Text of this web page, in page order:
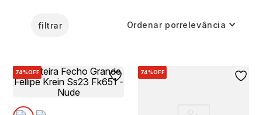
filtrar Ordenar porrelevância
74%OFF 74%OFF